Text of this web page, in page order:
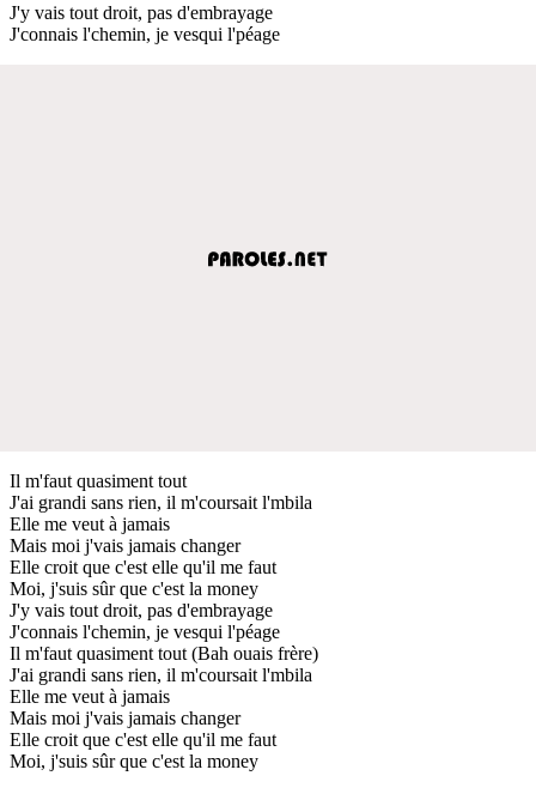
J'y vais tout droit, pas d'embrayage
J'connais l'chemin, je vesqui l'péage
Il m'faut quasiment tout
J'ai grandi sans rien, il m'coursait l'mbila
Elle me veut à jamais
Mais moi j'vais jamais changer
Elle croit que c'est elle qu'il me faut
Moi, j'suis sûr que c'est la money
J'y vais tout droit, pas d'embrayage
J'connais l'chemin, je vesqui l'péage
Il m'faut quasiment tout (Bah ouais frère)
J'ai grandi sans rien, il m'coursait l'mbila
Elle me veut à jamais
Mais moi j'vais jamais changer
Elle croit que c'est elle qu'il me faut
Moi, j'suis sûr que c'est la money